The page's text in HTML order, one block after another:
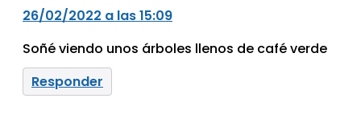
26/02/2022 a las 15:09
Soñé viendo unos árboles llenos de café verde
Responder